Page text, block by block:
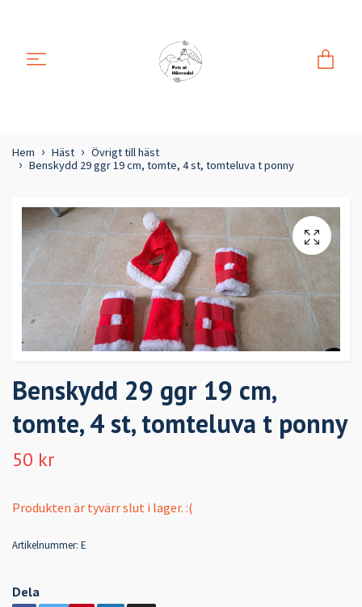
Hem Häst
Övrigt till häst
Benskydd 29 ggr 19 cm, tomte, 4 st, tomteluva t ponny
Benskydd 29 ggr 19 cm,
tomte, 4 st, tomteluva t ponny
50 kr
Produkten är tyvärr slut i lager. :(
Artikelnummer: E
Dela